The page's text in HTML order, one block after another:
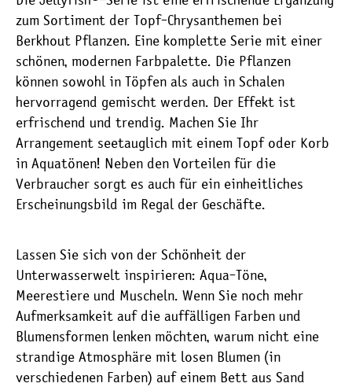
zum Sortiment der Topf-Chrysanthemen bei
Berkhout Pflanzen. Eine komplette Serie mit einer
schönen, modernen Farbpalette. Die Pflanzen
können sowohl in Töpfen als auch in Schalen
hervorragend gemischt werden. Der Effekt ist
erfrischend und trendig. Machen Sie Ihr
Arrangement seetauglich mit einem Topf oder Korb
in Aquatönen! Neben den Vorteilen für die
Verbraucher sorgt es auch für ein einheitliches
Erscheinungsbild im Regal der Geschäfte.
Lassen Sie sich von der Schönheit der
Unterwasserwelt inspirieren: Aqua-Töne,
Meerestiere und Muscheln. Wenn Sie noch mehr
Aufmerksamkeit auf die auffälligen Farben und
Blumensformen lenken möchten, warum nicht eine
strandige Atmosphäre mit losen Blumen (in
verschiedenen Farben) auf einem Bett aus Sand